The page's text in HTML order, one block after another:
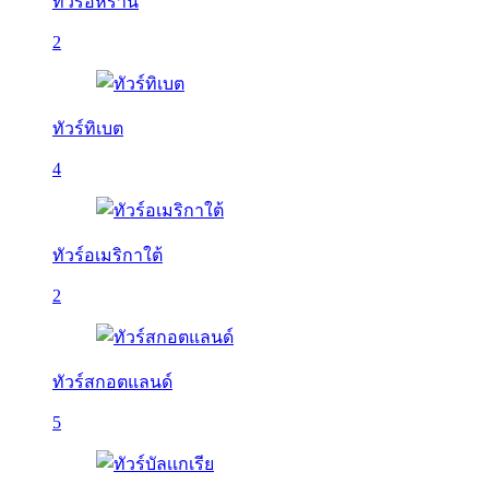
2
ทัวร์ทิเบต
4
ทัวร์อเมริกาใต้
2
ทัวร์สกอตแลนด์
5